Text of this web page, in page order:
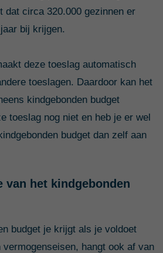
dat circa 320.000 gezinnen er
bij krijgen.
deze toeslag automatisch
toeslagen. Daardoor kan het
kindgebonden budget
toeslag nog niet en heb je er wel
budget dan zelf aan
van het kindgebonden
budget je krijgt als je voldoet
hangt ook af van